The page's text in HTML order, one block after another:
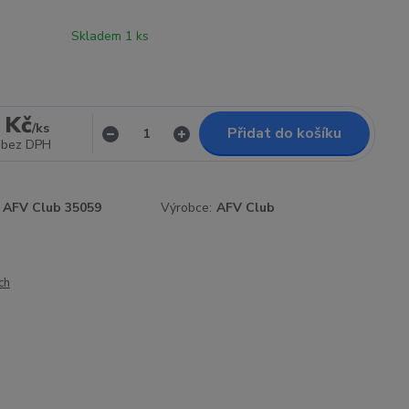
Skladem 1 ks
/ks
bez DPH
Přidat do košíku
AFV Club 35059 Výrobce: AFV Club